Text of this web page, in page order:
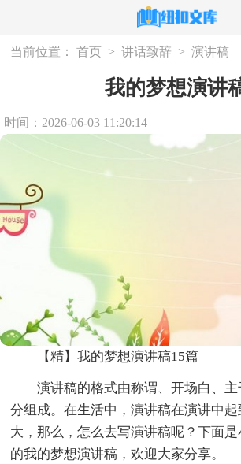
当前位置： 首页 > 讲话致辞 > 演讲稿
我的梦想演讲
时间：2026-06-03 11:20:14
【精】我的梦想演讲稿15篇
演讲稿的格式由称谓、开场白、
分组成。在生活中，演讲稿在演讲中
大，那么，怎么去写演讲稿呢？下面
的我的梦想演讲稿，欢迎大家分享。